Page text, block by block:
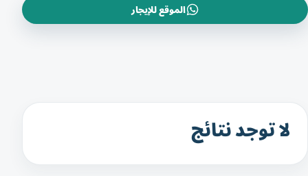
الموقع للإيجار
لا توجد نتائج